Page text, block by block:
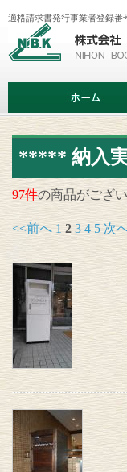
会
日
ッ
カ
適格請求書発行事業者登録番
ム
***** 納入
97件の商品がござい
<<前へ 1 2 3 4 5 次